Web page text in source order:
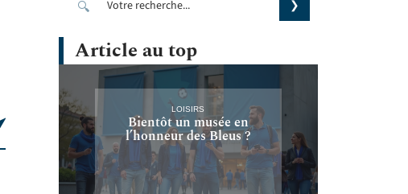
Article au top
LOISIRS
Bientôt un musée en
l’honneur des Bleus ?